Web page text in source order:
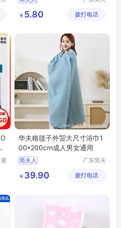
限公司
￥ 5.80 拨打电话
华夫格毯子外贸大尺寸浴巾1
00*200cm成人男女通用
简夫人
广东简夫
限公司
￥ 39.90 拨打电话